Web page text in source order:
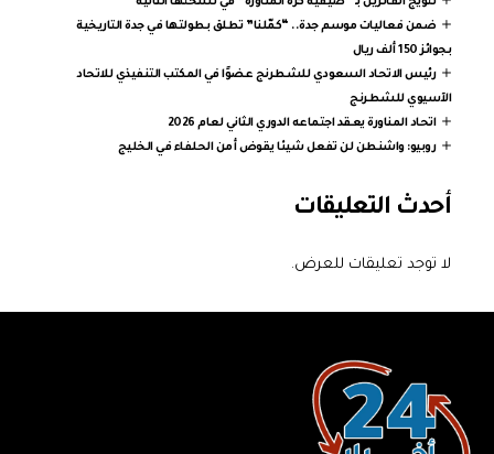
ضمن فعاليات موسم جدة.. “كمّلنا” تطلق بطولتها في جدة التاريخية
بجوائز 150 ألف ريال
رئيس الاتحاد السعودي للشطرنج عضوًا في المكتب التنفيذي للاتحاد
الآسيوي للشطرنج
اتحاد المناورة يعقد اجتماعه الدوري الثاني لعام 2026
روبيو: واشنطن لن تفعل شيئا يقوض أمن الحلفاء في الخليج
أحدث التعليقات
لا توجد تعليقات للعرض.